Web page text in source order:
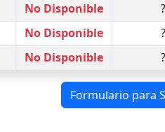
No Disponible
?
No Disponible
?
No Disponible ?
Formulario para